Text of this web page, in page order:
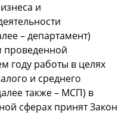
и
– департамент)
проведенной
году работы в целях
и среднего
также – МСП) в
сферах принят Закон